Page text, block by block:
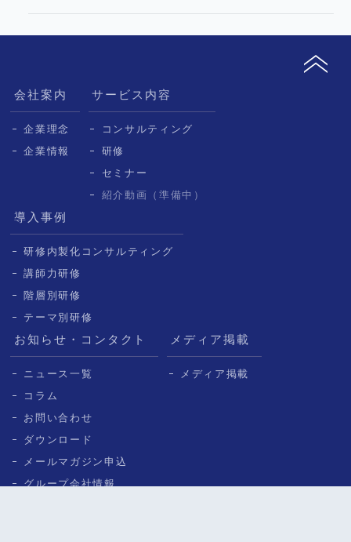
会社案内
企業理念
企業情報
サービス内容
コンサルティング
研修
セミナー
紹介動画（準備中）
導入事例
研修内製化コンサルティング
講師力研修
階層別研修
テーマ別研修
お知らせ・コンタクト
ニュース一覧
コラム
お問い合わせ
ダウンロード
メールマガジン申込
グループ会社情報
メディア掲載
メディア掲載